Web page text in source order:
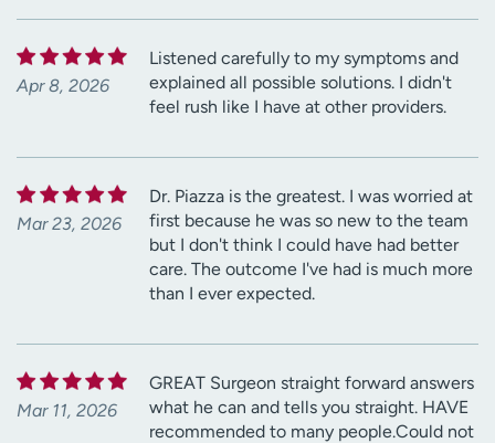
Apr 8, 2026
Listened carefully to my symptoms and
explained all possible solutions. I didn't
feel rush like I have at other providers.
Mar 23, 2026
Dr. Piazza is the greatest. I was worried at
first because he was so new to the team
but I don't think I could have had better
care. The outcome I've had is much more
than I ever expected.
Mar 11, 2026
GREAT Surgeon straight forward answers
what he can and tells you straight. HAVE
recommended to many people.Could not